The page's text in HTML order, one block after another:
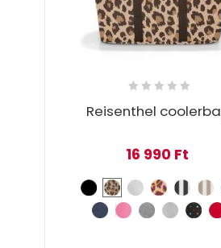
Reisenthel
16 990 Ft